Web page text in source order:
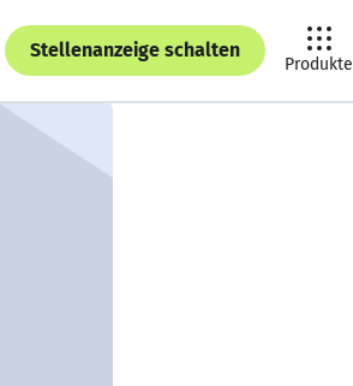
Stellenanzeige schalten
Produkte